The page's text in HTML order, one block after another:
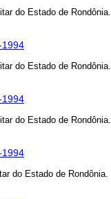
do Estado de Rondônia.
1994
do Estado de Rondônia.
1994
do Estado de Rondônia.
1994
do Estado de Rondônia.